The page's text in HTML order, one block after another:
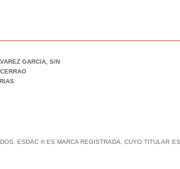
GARCIA, S/N
ESDAC ® ES MARCA REGISTRADA, CUYO TITULAR